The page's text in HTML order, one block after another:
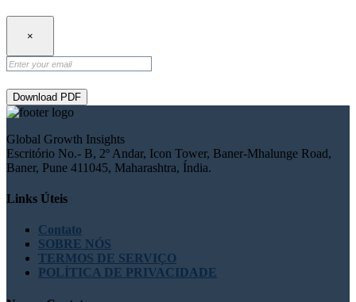
×
Download PDF
Global Growth Insights
Escritório No.- B, 2º Andar, Icon Tower, Baner-Mhalunge Road,
Baner, Pune 411045, Maharashtra, Índia.
Links Úteis
Contato
SOBRE NÓS
TERMOS DE SERVIÇO
POLÍTICA DE PRIVACIDADE